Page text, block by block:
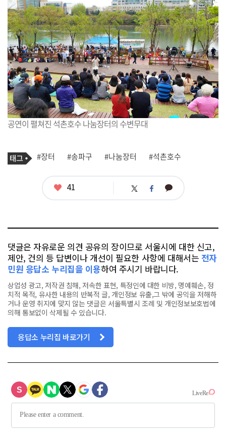
공연이 펼쳐진 석촌호수 나눔장터의 수변무대
기
사
태
그
#장터 #송파구 #나눔장터 #석촌호수
좋
41 트 페 카
댓글은 자유로운 의견 공유의 장이므로 서울시에 대한 신고,
제안, 건의 등 답변이나 개선이 필요한 사항에 대해서는 전자
민원 응답소 누리집을 이용하여 주시기 바랍니다.
상업성 광고, 저작권 침해, 저속한 표현, 특정인에 대한 비방, 명예훼손, 정
치적 목적, 유사한 내용의 반복적 글, 개인정보 유출,그 밖에 공익을 저해하
거나 운영 취지에 맞지 않는 댓글은 서울특별시 조례 및 개인정보보호법에
의해 통보없이 삭제될 수 있습니다.
응답소 누리집 바로가기